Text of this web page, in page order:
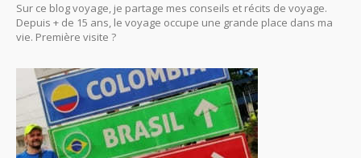
Sur ce blog voyage, je partage mes conseils et récits de voyage.
Depuis + de 15 ans, le voyage occupe une grande place dans ma
vie. Première visite ?